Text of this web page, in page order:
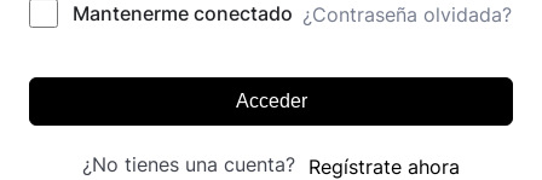
Mantenerme conectado ¿Contraseña olvidada?
Acceder
¿No tienes una cuenta? Regístrate ahora